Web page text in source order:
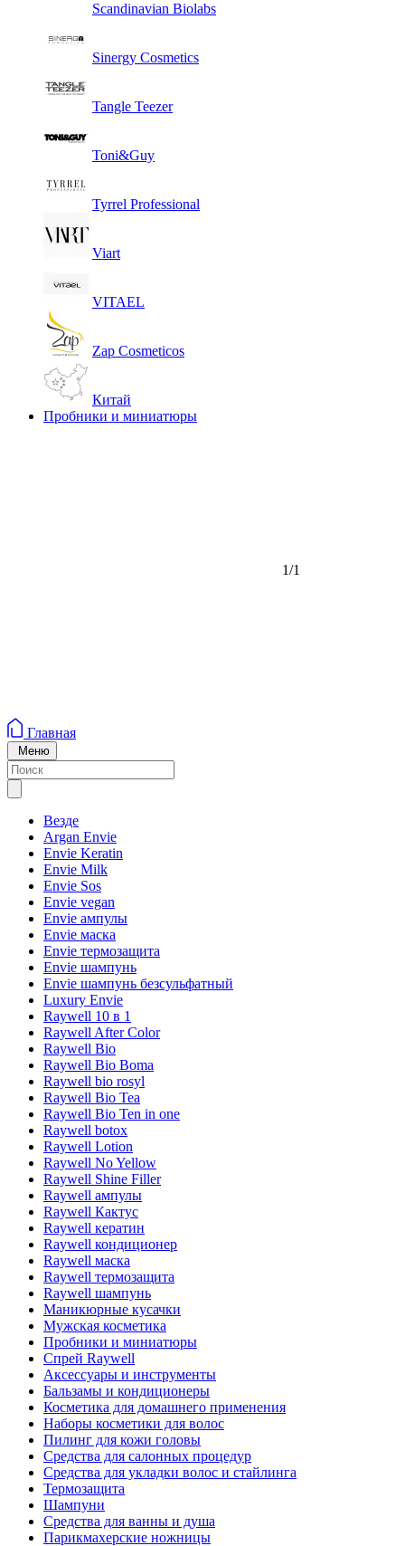
Scandinavian Biolabs
Sinergy Cosmetics
Tangle Teezer
Toni&Guy
Tyrrel Professional
Viart
VITAEL
Zap Cosmeticos
Китай
Пробники и миниатюры
1/1
Главная
Меню
Везде
Argan Envie
Envie Keratin
Envie Milk
Envie Sos
Envie vegan
Envie ампулы
Envie маска
Envie термозащита
Envie шампунь
Envie шампунь безсульфатный
Luxury Envie
Raywell 10 в 1
Raywell After Color
Raywell Bio
Raywell Bio Boma
Raywell bio rosyl
Raywell Bio Tea
Raywell Bio Ten in one
Raywell botox
Raywell Lotion
Raywell No Yellow
Raywell Shine Filler
Raywell ампулы
Raywell Кактус
Raywell кератин
Raywell кондиционер
Raywell маска
Raywell термозащита
Raywell шампунь
Маникюрные кусачки
Мужская косметика
Пробники и миниатюры
Спрей Raywell
Аксессуары и инструменты
Бальзамы и кондиционеры
Косметика для домашнего применения
Наборы косметики для волос
Пилинг для кожи головы
Средства для салонных процедур
Средства для укладки волос и стайлинга
Термозащита
Шампуни
Средства для ванны и душа
Парикмахерские ножницы